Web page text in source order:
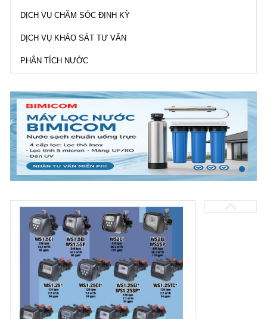
DỊCH VỤ CHĂM SÓC ĐỊNH KỲ
DỊCH VỤ KHẢO SÁT TƯ VẤN
PHÂN TÍCH NƯỚC